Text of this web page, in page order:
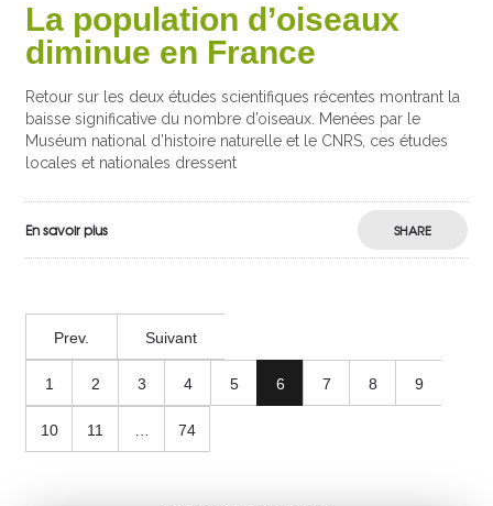
La population d’oiseaux
diminue en France
Retour sur les deux études scientifiques récentes montrant la
baisse significative du nombre d’oiseaux. Menées par le
Muséum national d’histoire naturelle et le CNRS, ces études
locales et nationales dressent
En savoir plus SHARE
Prev. Suivant
1 2 3 4 5 6 7 8 9
10 11 74